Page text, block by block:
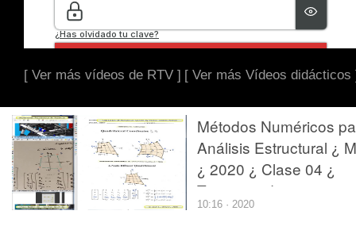
[ Ver más vídeos de RTV ] [ Ver más Vídeos didácticos
Métodos Numéricos
Análisis Estructural ¿
¿ 2020 ¿ Clase 04 ¿
Tramo 04 de 14
10:16 · 2020